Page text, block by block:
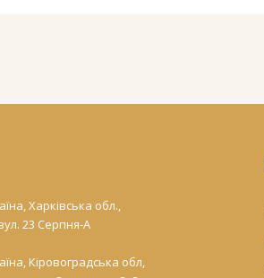
Харківська обл.,
23 Серпня-А
Кіровоградська обл,